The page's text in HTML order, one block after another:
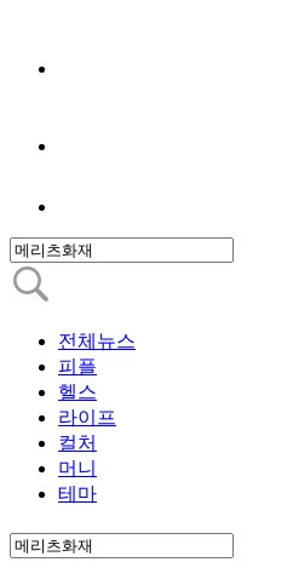
전체뉴스
피플
헬스
라이프
컬처
머니
테마